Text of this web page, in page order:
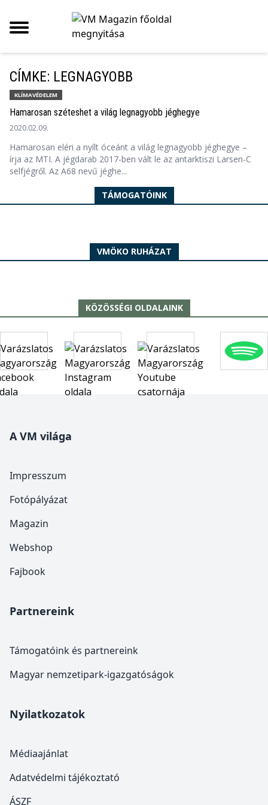
CÍMKE: LEGNAGYOBB
KLÍMAVÉDELEM
Hamarosan széteshet a világ legnagyobb jéghegye
2020.02.09.
Hamarosan eléri a nyílt óceánt a világ legnagyobb jéghegye –
írja az MTI. A jégdarab 2017-ben vált le az antarktiszi Larsen-C
selfjégről. Az A68 nevű jéghe...
TÁMOGATÓINK
VMÖKO RUHÁZAT
KÖZÖSSÉGI OLDALAINK
A VM világa
Impresszum
Fotópályázat
Magazin
Webshop
Fajbook
Partnereink
Támogatóink és partnereink
Magyar nemzetipark-igazgatóságok
Nyilatkozatok
Médiaajánlat
Adatvédelmi tájékoztató
ÁSZF